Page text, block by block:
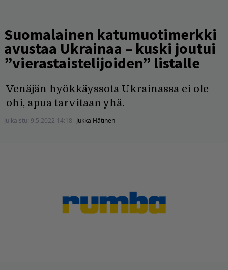
Suomalainen katumuotimerkki
avustaa Ukrainaa – kuski joutui
”vierastaistelijoiden” listalle
Venäjän hyökkäyssota Ukrainassa ei ole
ohi, apua tarvitaan yhä.
Julkaistu: 9.5.2022 14:18 Jukka Hätinen